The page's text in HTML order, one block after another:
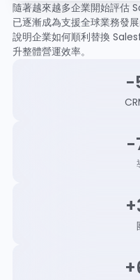
隨著越來越多企業開始評估
已逐漸成為支援全球業務發
說明企業如何順利替換
升整體營運效率。
-
-